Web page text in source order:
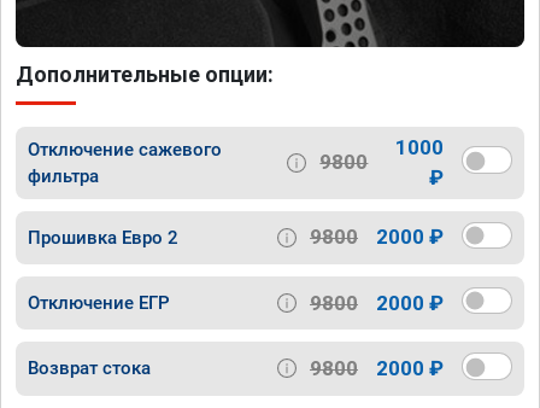
Дополнительные опции:
Отключение сажевого
фильтра
9800
1000
₽
Прошивка Евро 2 9800 2000 ₽
Отключение ЕГР 9800 2000 ₽
Возврат стока 9800 2000 ₽